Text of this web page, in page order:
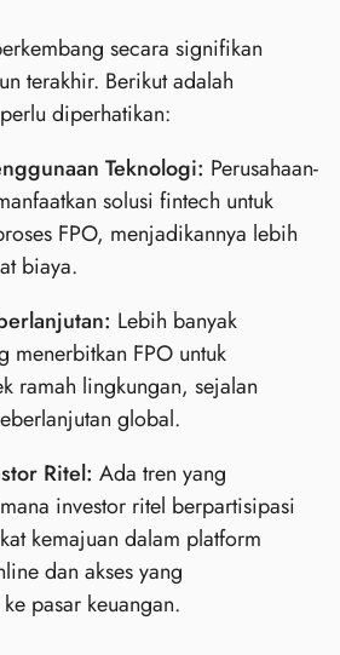
secara signifikan
terakhir. Berikut adalah
diperhatikan:
Teknologi: Perusahaan-
solusi fintech untuk
FPO, menjadikannya lebih
biaya.
Lebih banyak
menerbitkan FPO untuk
ramah lingkungan, sejalan
global.
Ritel: Ada tren yang
investor ritel berpartisipasi
kemajuan dalam platform
dan akses yang
pasar keuangan.